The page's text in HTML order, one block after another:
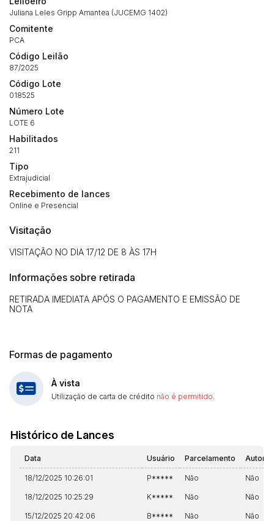
Juliana Leles Gripp Amantea (JUCEMG 1402)
Comitente
PCA
Código Leilão
87/2025
Código Lote
018525
Número Lote
LOTE 6
Habilitados
211
Tipo
Extrajudicial
Recebimento de lances
Online e Presencial
Visitação
VISITAÇÃO NO DIA 17/12 DE 8 ÀS 17H
Informações sobre retirada
RETIRADA IMEDIATA APÓS O PAGAMENTO E EMISSÃO DE
NOTA
Formas de pagamento
À vista
Utilização de carta de crédito não é permitido
Histórico de Lances
Data Usuário Parcelamento
18/12/2025 10:26:01 P***** Não Não
18/12/2025 10:25:29 K***** Não Não
15/12/2025 20:42:06 B***** Não Não
Envie sua Proposta
Histórico de Propostas
14/04/2025 18:43:11
Clique aqui para fazer login
Habilite-se para efetuar lances ou
propostas